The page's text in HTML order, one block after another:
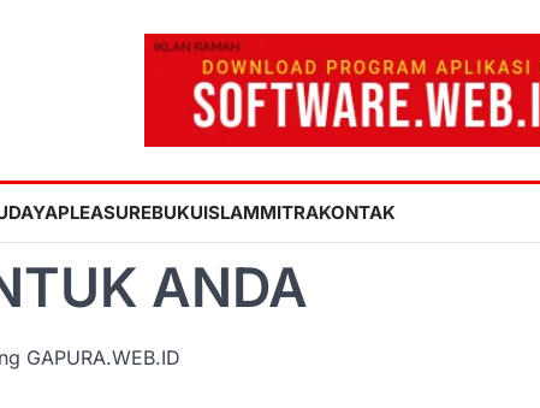
PLEASUREBUKUISLAMMITRAKONTAK
ANDA
GAPURA.WEB.ID